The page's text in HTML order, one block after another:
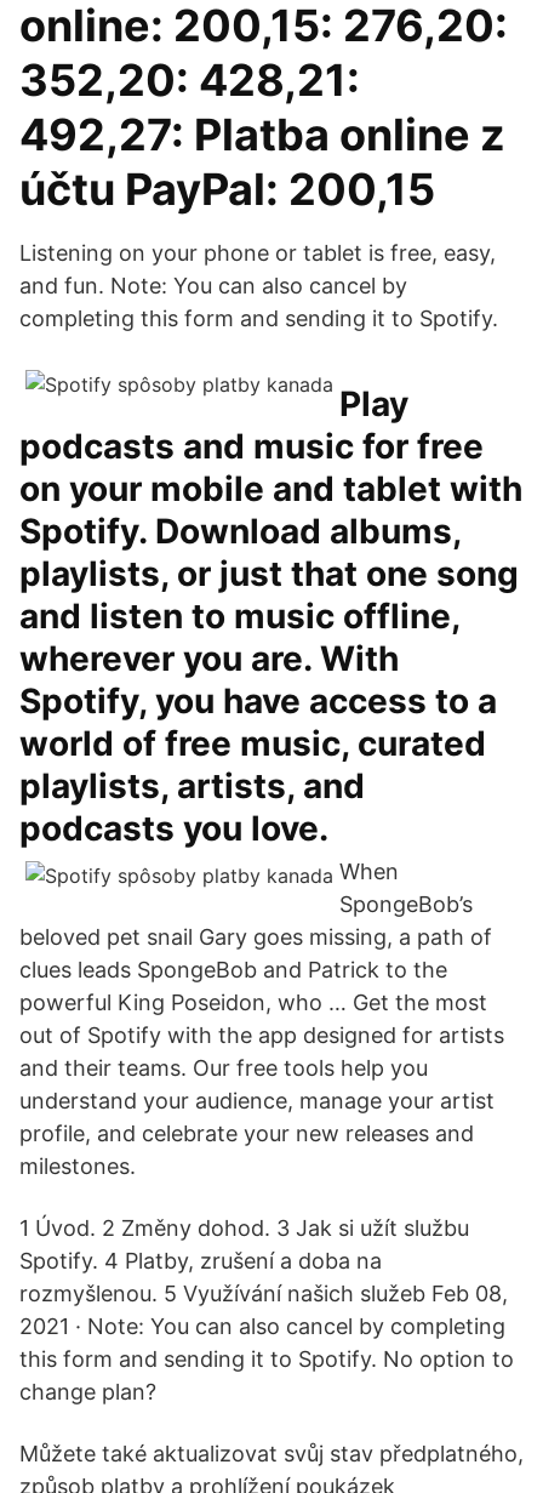
online: 200,15: 276,20:
352,20: 428,21:
492,27: Platba online z
účtu PayPal: 200,15
Listening on your phone or tablet is free, easy,
and fun. Note: You can also cancel by
completing this form and sending it to Spotify.
Play
podcasts and music for free
on your mobile and tablet with
Spotify. Download albums,
playlists, or just that one song
and listen to music offline,
wherever you are. With
Spotify, you have access to a
world of free music, curated
playlists, artists, and
podcasts you love.
When
SpongeBob’s
beloved pet snail Gary goes missing, a path of
clues leads SpongeBob and Patrick to the
powerful King Poseidon, who … Get the most
out of Spotify with the app designed for artists
and their teams. Our free tools help you
understand your audience, manage your artist
profile, and celebrate your new releases and
milestones.
1 Úvod. 2 Změny dohod. 3 Jak si užít službu
Spotify. 4 Platby, zrušení a doba na
rozmyšlenou. 5 Využívání našich služeb Feb 08,
2021 · Note: You can also cancel by completing
this form and sending it to Spotify. No option to
change plan?
Můžete také aktualizovat svůj stav předplatného,
způsob platby a prohlížení poukázek